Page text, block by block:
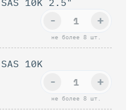
не более 8 шт.
+
-
10K
не более 8 шт.
+
-